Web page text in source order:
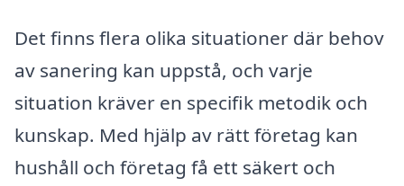
Det finns flera olika situationer där behov
av sanering kan uppstå, och varje
situation kräver en specifik metodik och
kunskap. Med hjälp av rätt företag kan
hushåll och företag få ett säkert och